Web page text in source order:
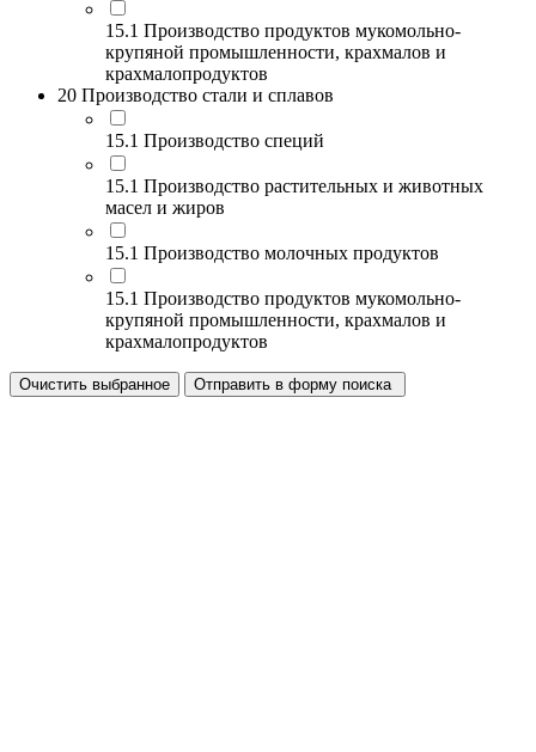
15.1 Производство продуктов мукомольно-
крупяной промышленности, крахмалов и
крахмалопродуктов
20 Производство стали и сплавов
15.1 Производство специй
15.1 Производство растительных и животных
масел и жиров
15.1 Производство молочных продуктов
15.1 Производство продуктов мукомольно-
крупяной промышленности, крахмалов и
крахмалопродуктов